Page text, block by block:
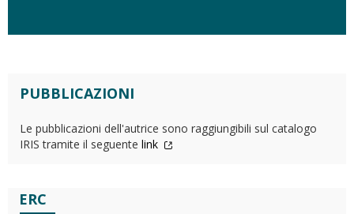
PUBBLICAZIONI
Le pubblicazioni dell'autrice sono raggiungibili sul catalogo
IRIS tramite il seguente link
ERC